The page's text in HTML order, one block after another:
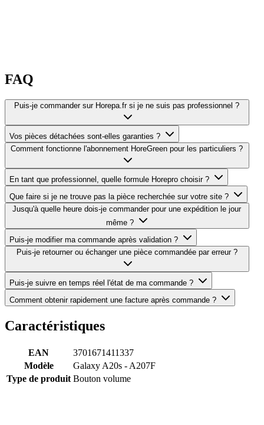
FAQ
Puis-je commander sur Horepa.fr si je ne suis pas professionnel ?
Vos pièces détachées sont-elles garanties ?
Comment fonctionne l'abonnement HoreGreen pour les particuliers ?
En tant que professionnel, quelle formule Horepro choisir ?
Que faire si je ne trouve pas la pièce recherchée sur votre site ?
Jusqu'à quelle heure dois-je commander pour une expédition le jour
même ?
Puis-je modifier ma commande après validation ?
Puis-je retourner ou échanger une pièce commandée par erreur ?
Puis-je suivre en temps réel l'état de ma commande ?
Comment obtenir rapidement une facture après commande ?
Caractéristiques
EAN
3701671411337
Modèle
Galaxy A20s - A207F
Type de produit Bouton volume